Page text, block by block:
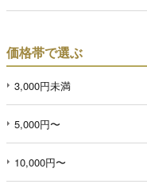
価格帯で選ぶ
3,000円未満
5,000円〜
10,000円〜